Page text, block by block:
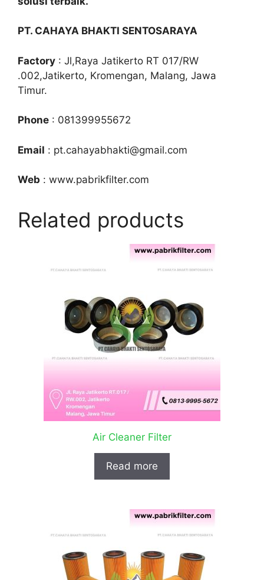
PT. CAHAYA BHAKTI SENTOSARAYA
Factory : Jl,Raya Jatikerto RT 017/RW
.002,Jatikerto, Kromengan, Malang, Jawa
Timur.
Phone : 081399955672
Email : pt.cahayabhakti@gmail.com
Web : www.pabrikfilter.com
Related products
Air Cleaner Filter
Read more